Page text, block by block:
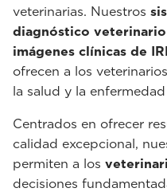
veterinarias. Nuestros
diagnóstico veterinario
imágenes clínicas de
ofrecen a los
la salud y la
Centrados en ofrecer
calidad excepcional,
permiten a los
decisiones